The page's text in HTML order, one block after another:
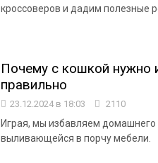
кроссоверов и дадим полезные
Почему с кошкой нужно
правильно
23.12.2024 в 18:03 2110
Играя, мы избавляем домашнего
выливающейся в порчу мебели.